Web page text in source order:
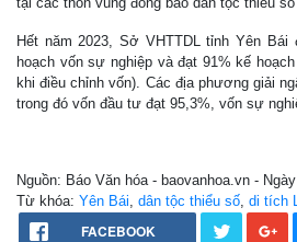
Hết năm 2023, Sở VHTTDL tỉnh Yên Bái
hoạch vốn sự nghiệp và đạt 91% kế
khi điều chỉnh vốn). Các địa phương giải
trong đó vốn đầu tư đạt 95,3%, vốn sự
Nguồn: Báo Văn hóa - baovanhoa.vn -
Từ khóa: Yên Bái dân tộc thiểu số di tích
FACEBOOK